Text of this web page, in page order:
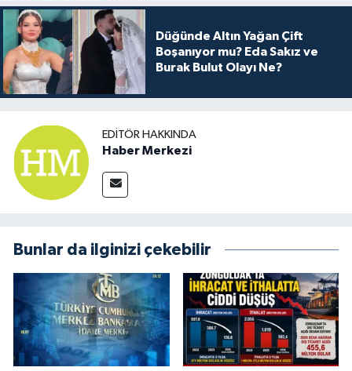
Düğünde Altın Yağan Çift
Boşanıyor mu? Eda Sakız ve
Burak Bulut Olayı Ne?
EDITÖR HAKKINDA
Haber Merkezi
Bunlar da ilginizi çekebilir